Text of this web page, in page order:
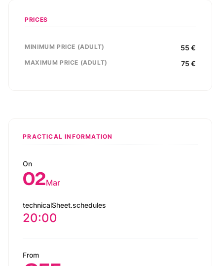
PRICES
MINIMUM PRICE (ADULT) 55 €
MAXIMUM PRICE (ADULT) 75 €
PRACTICAL INFORMATION
On
02Mar
technicalSheet.schedules
20:00
From